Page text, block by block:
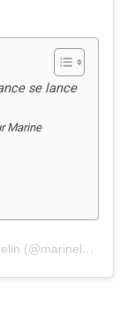
se lance
Marine
Une publication partagée par Marine Lorphelin (@marinelorphelin_off)